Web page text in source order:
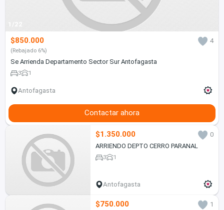
1/22
$850.000 4
(Rebajado 6%)
Se Arrienda Departamento Sector Sur Antofagasta
3 1
Antofagasta
Contactar ahora
$1.350.000
0
ARRIENDO DEPTO CERRO PARANAL
3 1
Antofagasta
$750.000
1